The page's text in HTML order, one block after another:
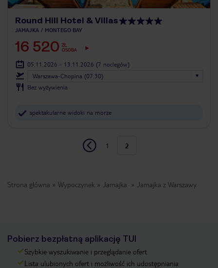
Round Hill Hotel & Villas
JAMAJKA MONTEGO BAY
16 520 ZŁ
OSOBA
05.11.2026 - 13.11.2026 (7 noclegów)
Warszawa-Chopina (07:30)
Bez wyżywienia
spektakularne widoki na morze
1 2
Strona główna Wypoczynek Jamajka Jamajka z Warszawy
Pobierz bezpłatną aplikację TUI
Szybkie wyszukiwanie i przeglądanie ofert
Lista ulubionych ofert i możliwość ich udostępniania